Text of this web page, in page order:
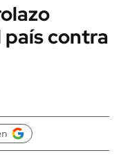
contra